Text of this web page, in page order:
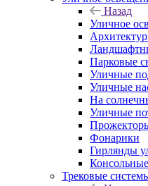
Назад
Уличное
Парковые
Уличные
Уличные
На
Уличные
Фонарики
Гирлянды
Трековые